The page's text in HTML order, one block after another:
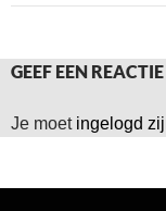
GEEF EEN REACTIE
Je moet ingelogd